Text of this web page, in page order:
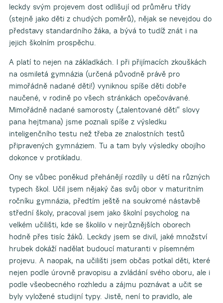
leckdy svým projevem dost odlišují od průměru třídy
(stejně jako děti z chudých poměrů), nějak se nevejdou do
představy standardního žáka, a bývá to tudíž znát i na
jejich školním prospěchu.
A platí to nejen na základkách. I při přijímacích zkouškách
na osmiletá gymnázia (určená původně právě pro
mimořádně nadané děti!) vyniknou spíše děti dobře
naučené, v rodině po všech stránkách opečovávané.
Mimořádně nadané samorosty („talentované děti“ slovy
pana hejtmana) jsme poznali spíše z výsledku
inteligenčního testu než třeba ze znalostních testů
připravených gymnáziem. Tu a tam byly výsledky obojího
dokonce v protikladu.
Ony se vůbec poněkud přehánějí rozdíly u dětí na různých
typech škol. Učil jsem nějaký čas svůj obor v maturitním
ročníku gymnázia, předtím ještě na soukromé nástavbě
střední školy, pracoval jsem jako školní psycholog na
velkém učilišti, kde se školilo v nejrůznějších oborech
hodně přes tisíc žáků. Leckdy jsem se divil, jaké množství
hrubek dokáží nadělat budoucí maturanti v písemném
projevu. A naopak, na učilišti jsem občas potkal děti, které
nejen podle úrovně pravopisu a zvládání svého oboru, ale i
podle všeobecného rozhledu a zájmu poznávat a učit se
byly vyložené studijní typy. Jistě, není to pravidlo, ale